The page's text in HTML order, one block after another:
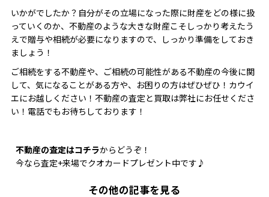
いかがでしたか？自分がその立場になった際に財産をどの様に扱
っていくのか、不動産のような大きな財産こそしっかり考えたう
えで贈与や相続が必要になりますので、しっかり準備をしておき
ましょう！
ご相続をする不動産や、ご相続の可能性がある不動産の今後に関
して、気になることがある方や、お困りの方はぜひぜひ！カウイ
エにお越しください！不動産の査定と買取は弊社にお任せくださ
い！電話でもお待ちしております！
不動産の査定はコチラからどうぞ！
今なら査定+来場でクオカードプレゼント中です♪
その他の記事を見る